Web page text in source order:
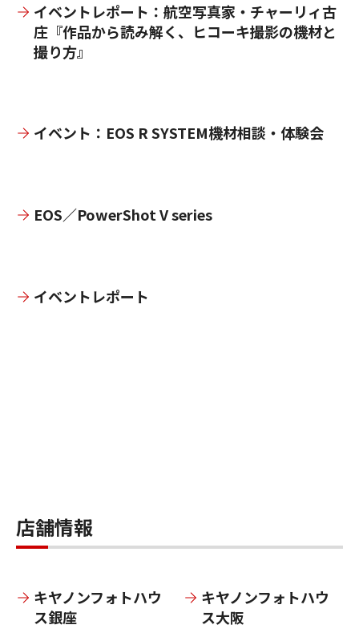
イベントレポート：航空写真家・チャーリィ古
庄『作品から読み解く、ヒコーキ撮影の機材と
撮り方』
イベント：EOS R SYSTEM機材相談・体験会
EOS／PowerShot V series
イベントレポート
店舗情報
キヤノンフォトハウ
ス銀座
キヤノンフォトハウ
ス大阪